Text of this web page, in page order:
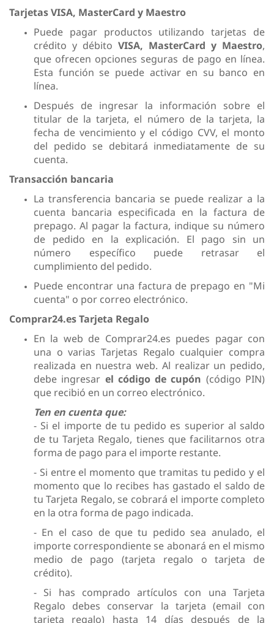
Tarjetas VISA, MasterCard y Maestro
Puede pagar productos utilizando tarjetas de
crédito y débito VISA, MasterCard y Maestro,
que ofrecen opciones seguras de pago en línea.
Esta función se puede activar en su banco en
línea.
Después de ingresar la información sobre el
titular de la tarjeta, el número de la tarjeta, la
fecha de vencimiento y el código CVV, el monto
del pedido se debitará inmediatamente de su
cuenta.
Transacción bancaria
La transferencia bancaria se puede realizar a la
cuenta bancaria especificada en la factura de
prepago. Al pagar la factura, indique su número
de pedido en la explicación. El pago sin un
número específico puede retrasar el
cumplimiento del pedido.
Puede encontrar una factura de prepago en "Mi
cuenta" o por correo electrónico.
Comprar24.es Tarjeta Regalo
En la web de Comprar24.es puedes pagar con
una o varias Tarjetas Regalo cualquier compra
realizada en nuestra web. Al realizar un pedido,
debe ingresar el código de cupón (código PIN)
que recibió en un correo electrónico.
Ten en cuenta que:
- Si el importe de tu pedido es superior al saldo
de tu Tarjeta Regalo, tienes que facilitarnos otra
forma de pago para el importe restante.
- Si entre el momento que tramitas tu pedido y el
momento que lo recibes has gastado el saldo de
tu Tarjeta Regalo, se cobrará el importe completo
en la otra forma de pago indicada.
- En el caso de que tu pedido sea anulado, el
importe correspondiente se abonará en el mismo
medio de pago (tarjeta regalo o tarjeta de
crédito).
- Si has comprado artículos con una Tarjeta
Regalo debes conservar la tarjeta (email con
tarjeta regalo) hasta 14 días después de la